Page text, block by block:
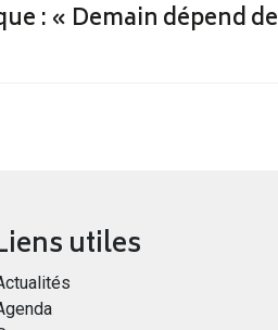
: « Demain dépend de
utiles